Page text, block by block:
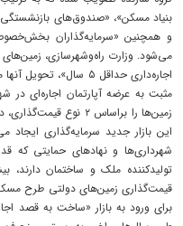
بنیاد مسکن»، «صندوق‌های
و همچنین «سرمایه‌گذاران
می‌شود. وزارت راه‌وشهرسازی،
اجاره‌داری حداقل ۵
مثبت به عرضه آپارتمان اجاره‌ای
زمین‌ها را براساس ۲
این بازار جدید سرمایه‌گذاری
شهرداری‌ها و نهادهای حمایتی
تولیدکننده ملک و ساختمان دارند،
برای ورود به بازار «ساخت به قصد